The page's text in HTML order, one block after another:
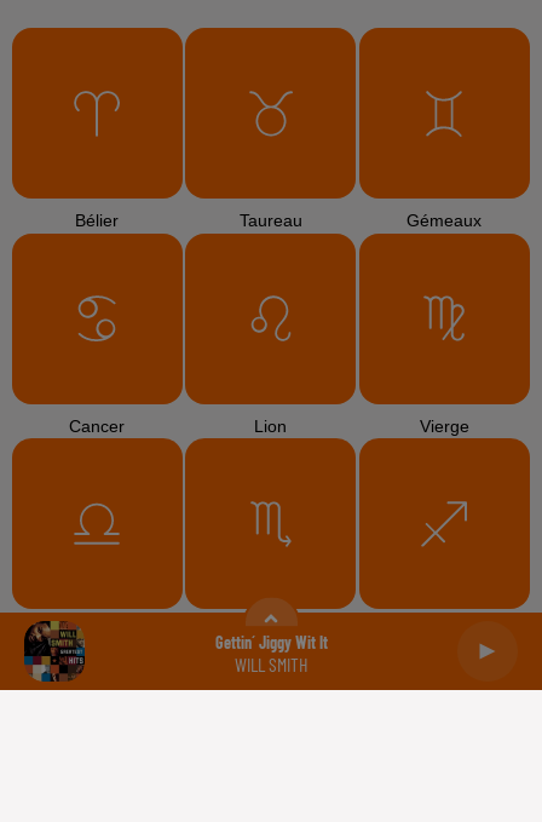
Gettin´ Jiggy Wit It
WILL SMITH
Bélier Taureau Gémeaux
Cancer Lion Vierge
Balance Scorpion